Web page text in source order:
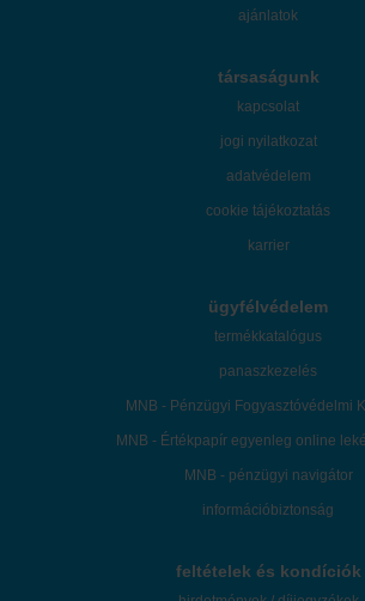
ajánlatok
társaságunk
kapcsolat
jogi nyilatkozat
adatvédelem
cookie tájékoztatás
karrier
ügyfélvédelem
termékkatalógus
panaszkezelés
MNB - Pénzügyi Fogyasztóvédelmi
MNB - Értékpapír egyenleg online
MNB - pénzügyi navigátor
információbiztonság
feltételek és kondíciók